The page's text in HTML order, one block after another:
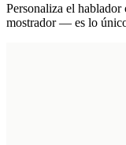
Personaliza el
mostrador — es lo